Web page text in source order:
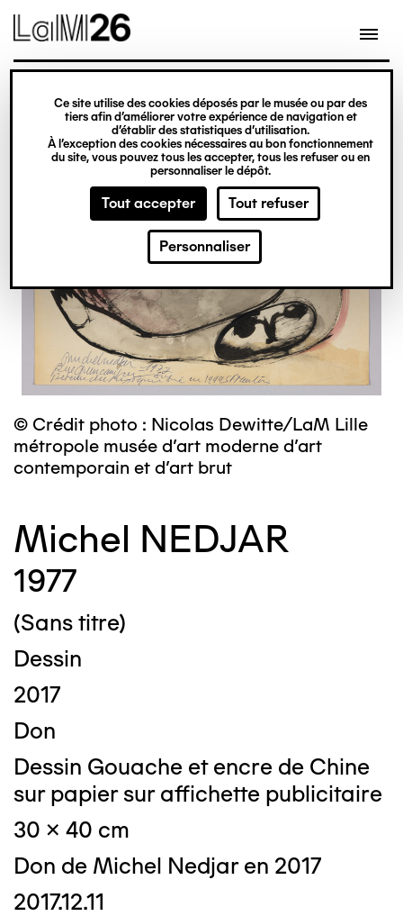
Gestion des cookies
Ce site utilise des cookies déposés par le musée ou par des
tiers afin d’améliorer votre expérience de navigation et
d’établir des statistiques d’utilisation.
À l’exception des cookies nécessaires au bon fonctionnement
du site, vous pouvez tous les accepter, tous les refuser ou en
personnaliser le dépôt.
Tout accepter Tout refuser
Personnaliser
contenu
© Crédit photo : Nicolas Dewitte/LaM Lille
métropole musée d’art moderne d’art
contemporain et d’art brut
Michel NEDJAR
1977
(Sans titre)
Dessin
2017
Don
Dessin Gouache et encre de Chine
sur papier sur affichette publicitaire
30 x 40 cm
Don de Michel Nedjar en 2017
2017.12.11